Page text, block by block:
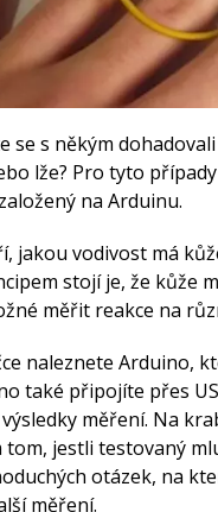
se s někým
lže? Pro tyto
založený na Arduinu.
jakou vodivost má
stojí je, že kůže
měřit reakce na
naleznete Arduino,
také připojíte přes
měření. Na
jestli testovaný
otázek, na
měření.